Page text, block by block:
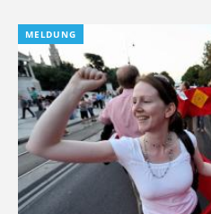
MELDUNG